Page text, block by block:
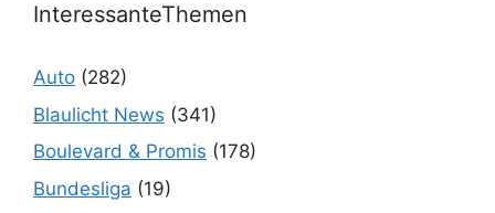
InteressanteThemen
Auto (282)
Blaulicht News (341)
Boulevard & Promis (178)
Bundesliga (19)